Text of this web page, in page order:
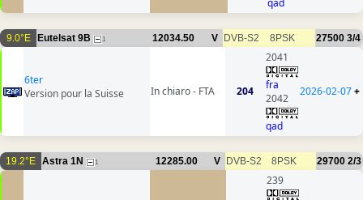
qad
9.0°E Eutelsat 9B 1 12034.50 V DVB-S2 8PSK 27500 3/4
6ter
Version pour la Suisse
In chiaro - FTA 204
2041
fra
2042
qad
2026-02-07+
19.2°E Astra 1N 1 12285.00 V DVB-S2 8PSK 29700 2/3
239